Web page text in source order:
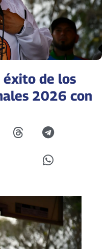
éxito de los
2026 con